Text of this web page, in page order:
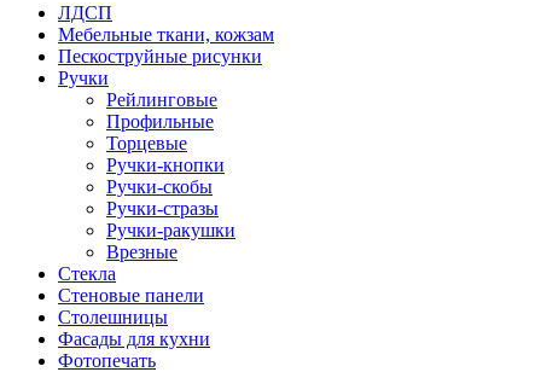
ЛДСП
Мебельные ткани, кожзам
Пескоструйные рисунки
Ручки
Рейлинговые
Профильные
Торцевые
Ручки-кнопки
Ручки-скобы
Ручки-стразы
Ручки-ракушки
Врезные
Стекла
Стеновые панели
Столешницы
Фасады для кухни
Фотопечать